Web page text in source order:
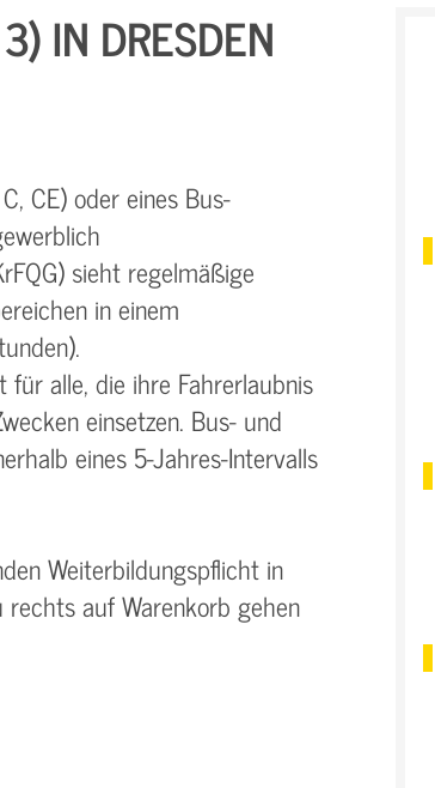
IN DRESDEN
CE) oder eines Bus-
sieht regelmäßige
in einem
alle, die ihre Fahrerlaubnis
einsetzen. Bus- und
eines 5-Jahres-Intervalls
Weiterbildungspflicht in
auf Warenkorb gehen